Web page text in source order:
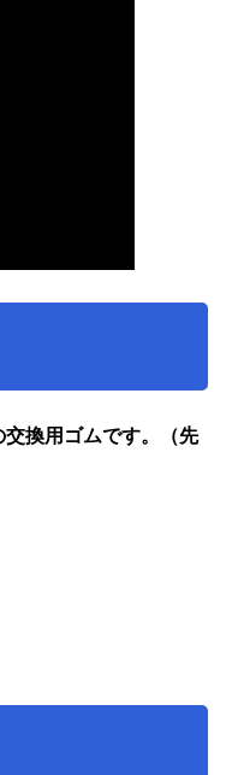
換用ゴムです。（先